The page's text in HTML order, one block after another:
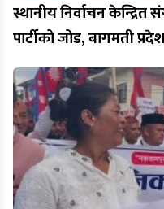
स्थानीय निर्वाचन
पार्टीको जोड, बागमती